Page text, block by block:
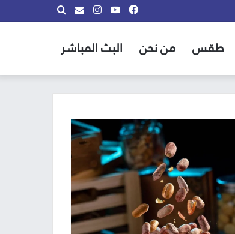
بحث
info@almadina.tvانستقراميوتيوب
فيسبوك
طقس من نحن البث المباشر